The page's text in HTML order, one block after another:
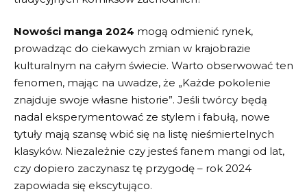
Nowości manga 2024 mogą odmienić ‌rynek,
⁢prowadząc do ciekawych zmian w krajobrazie
kulturalnym na całym świecie. ⁣Warto ‌obserwować ten
fenomen, mając na uwadze, że „Każde pokolenie
znajduje swoje własne historie”.‍ Jeśli twórcy będą
⁢nadal⁤ eksperymentować ze stylem i fabułą, nowe​
tytuły mają szansę wbić się‍ na ⁣listę nieśmiertelnych
klasyków. Niezależnie ‍czy jesteś fanem mangi ⁣od lat,
czy⁤ dopiero zaczynasz tę przygodę – rok 2024
zapowiada się ekscytująco.